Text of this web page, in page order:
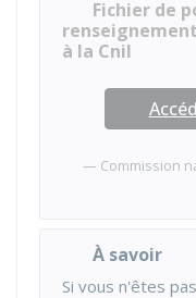
Fichier de
à la Cnil
Commission
À savoir
Si vous n'êtes